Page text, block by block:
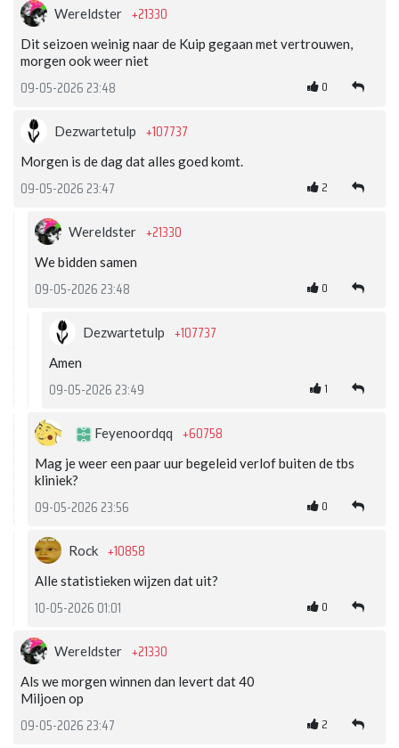
Wereldster +21330
Dit seizoen weinig naar de Kuip gegaan met vertrouwen,
morgen ook weer niet
09-05-2026 23:48 0
Dezwartetulp +107737
Morgen is de dag dat alles goed komt.
09-05-2026 23:47 2
Wereldster +21330
We bidden samen
09-05-2026 23:48 0
Dezwartetulp +107737
Amen
09-05-2026 23:49 1
Feyenoordqq +60758
Mag je weer een paar uur begeleid verlof buiten de tbs
kliniek?
09-05-2026 23:56 0
Rock +10858
Alle statistieken wijzen dat uit?
10-05-2026 01:01 0
Wereldster +21330
Als we morgen winnen dan levert dat 40
Miljoen op
09-05-2026 23:47 2